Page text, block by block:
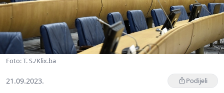
Foto: T. S./Klix.ba
21.09.2023. Podijeli